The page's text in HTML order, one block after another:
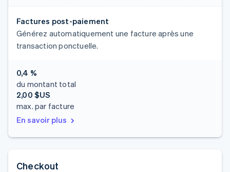
Factures post-paiement
Générez automatiquement une facture après une
transaction ponctuelle.
0,4 %
du montant total
2,00 $US
max. par facture
En savoir plus
Checkout